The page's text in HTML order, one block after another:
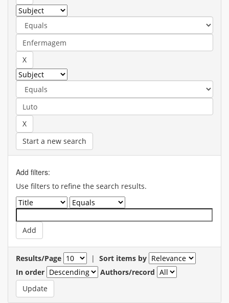
Start a new search
Add filters:
Use filters to refine the search results.
Results/Page | Sort items by
In order
Authors/record